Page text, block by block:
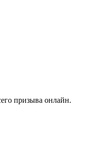
призыва онлайн.